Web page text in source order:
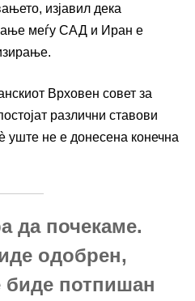
изјавил дека
меѓу САД и Иран е
Врховен совет за
различни ставови
уште не е донесена конечна
да почекаме.
одобрен,
биде потпишан